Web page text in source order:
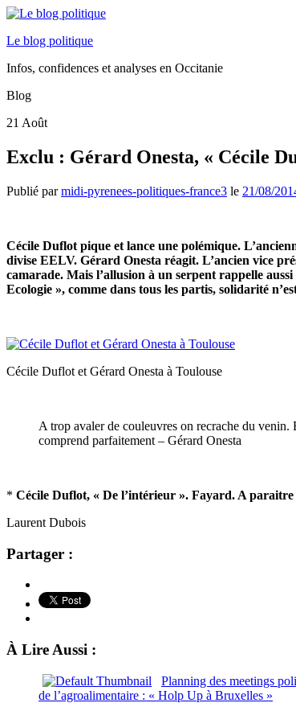
Le blog politique
Infos, confidences et analyses en Occitanie
Blog
21 Août
Exclu : Gérard Onesta, « Cécile
Publié parmidi-pyrenees-politiques-france3 le 21/08/
Cécile Duflot pique et lance une polémique.
divise EELV. Gérard Onesta réagit. L’ancien vice
camarade. Mais l’allusion à un serpent rappelle
Ecologie », comme dans tous les partis, solidarité
Cécile Duflot et Gérard Onesta à Toulouse
A trop avaler de couleuvres on recrache du venin.
comprend parfaitement – Gérard Onesta
* Cécile Duflot, « De l’intérieur ». Fayard. A paraitre
Laurent Dubois
Partager :
À Lire Aussi :
Planning des meetings
de l’agroalimentaire : « Holp Up à Bruxelles »